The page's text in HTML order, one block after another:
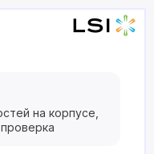
на корпусе,